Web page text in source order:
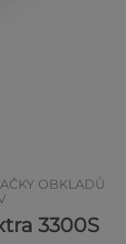
OBKLADŮ
3300S